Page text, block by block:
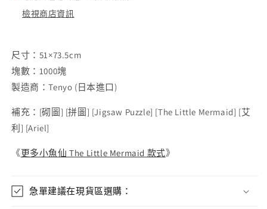
檢視商店資訊
尺寸：51×73.5cm
塊數：1000塊
製造商：Tenyo (日本進口)
補充： [砌圖] [拼圖] [Jigsaw Puzzle] [The Little Mermaid] [艾
利] [Ariel]
《更多小魚仙 The Little Mermaid 款式》
急單建議在現貨區選購：